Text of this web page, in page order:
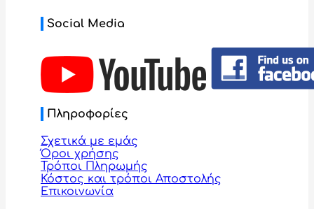
Social Media
Πληροφορίες
Σχετικά με εμάς
Όροι χρήσης
Τρόποι Πληρωμής
Κόστος και τρόποι Αποστολής
Επικοινωνία